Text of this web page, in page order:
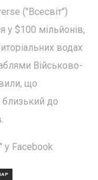
("Всесвіт")
$100 мільйонів,
водах
Військово-
що
близький до
у Facebook